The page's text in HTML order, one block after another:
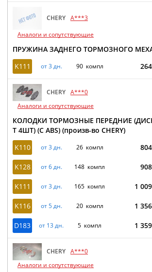
CHERY A***3
Аналоги и сопутствующие
ПРУЖИНА ЗАДНЕГО ТОРМОЗНОГО
K111
от 3 дн. 90 компл
CHERY A***0
Аналоги и сопутствующие
КОЛОДКИ ТОРМОЗНЫЕ ПЕРЕДНИЕ
Т 4ШТ) (С ABS) (произв-во CHERY)
K110
от 3 дн. 26 компл
K128 от 6 дн. 148 компл
K111 от 3 дн. 165 компл 1
K116 от 5 дн. 20 компл 1
D183 от 13 дн. 5 компл 1
CHERY A***0
Аналоги и сопутствующие